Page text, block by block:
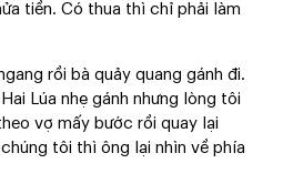
tiền. Có thua thì chỉ phải làm
rồi bà quảy quang gánh đi.
Lúa nhẹ gánh nhưng lòng tôi
vợ mấy bước rồi quay lại
tôi thì ông lại nhìn về phía